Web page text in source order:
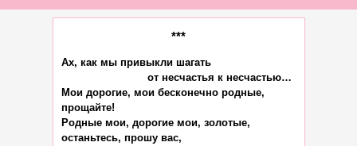
***
Ах, как мы привыкли шагать
                           от несчастья к несчастью…
Мои дорогие, мои бесконечно родные,
прощайте!
Родные мои, дорогие мои, золотые,
останьтесь, прошу вас,